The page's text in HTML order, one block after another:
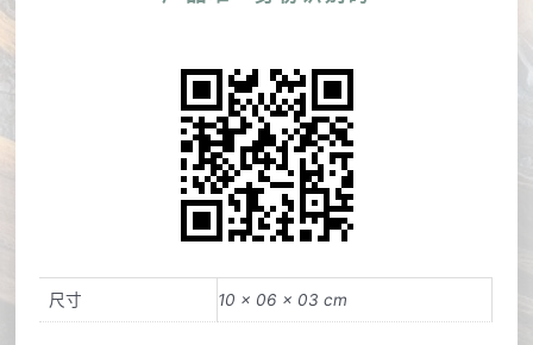
尺寸 10 × 06 × 03 cm